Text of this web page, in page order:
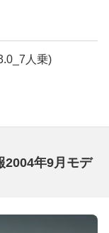
人乗)
2004年9月モデ